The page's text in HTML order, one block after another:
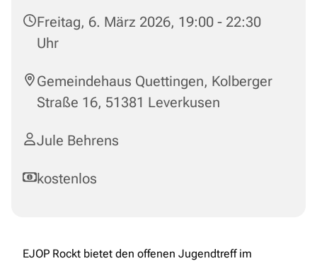
Freitag, 6. März 2026, 19:00 - 22:30
Uhr
Gemeindehaus Quettingen, Kolberger
Straße 16, 51381 Leverkusen
Jule Behrens
kostenlos
EJOP Rockt bietet den offenen Jugendtreff im